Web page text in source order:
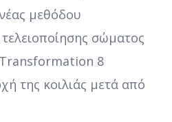
μεθόδου
σώματος
8
της κοιλιάς μετά από